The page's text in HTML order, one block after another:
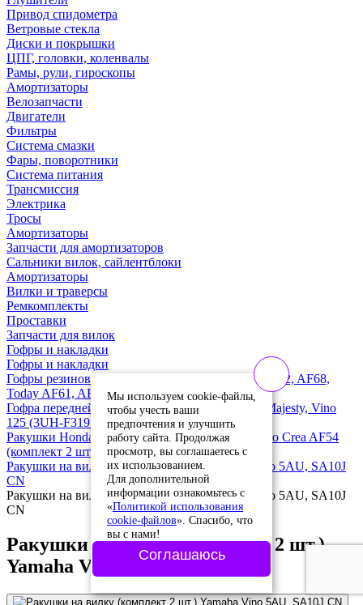
Привод спидометра
Ветровые стекла
Диски и покрышки
ЦПГ, головки, коленвалы
Рамы, рули, гироскопы
Амортизаторы
Велозапчасти
Двигатели
Фильтры
Система смазки
Фары, поворотники
Система питания
Трансмиссия
Электрика
Тросы
Амортизаторы
Запчасти для амортизаторов
Сальники вилок, сайлентблоки
Амортизаторы
Вилки и траверсы
Ремкомплекты
Проставки
Запчасти для вилок
Гофры и накладки
Гофры и накладки
Гофры резиновые передней вилки Honda Dio AF62, AF68,
Today AF61, AF67 (комплект 2 шт.)
Гофра передней вилки (1 шт.) Yamaha Cygnus, Majesty, Vino
125 (3UH-F3191-00) Оригинал
Ракушки Honda Giorno AF24 / Julio AF52 / Giorno Crea AF54
(комплект 2 шт.) новая
Ракушки на вилку (комплект 2 шт.) Yamaha Vino 5AU, SA10J
CN
Ракушки на вилку (комплект 2 шт.) Yamaha Vino 5AU, SA10J
CN
Ракушки на вилку (комплект 2 шт.)
Yamaha Vino 5AU, SA10J CN
Мы используем cookie-файлы,
чтобы учесть ваши
предпочтения и улучшить
работу сайта. Продолжая
просмотр, вы соглашаетесь с
их использованием.
Для дополнительной
информации ознакомьтесь с
«Политикой использования
cookie-файлов». Спасибо, что
вы с нами!
Соглашаюсь